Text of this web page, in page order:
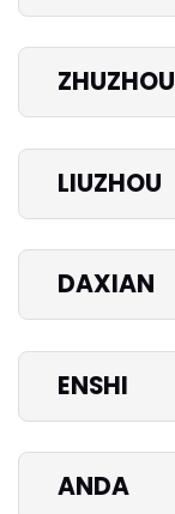
ZHUZHOU
LIUZHOU
DAXIAN
ENSHI
ANDA